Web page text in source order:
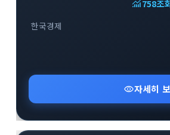
monitoring758조
한국경제
visibility자세히
다운로드
활용팁 스티커